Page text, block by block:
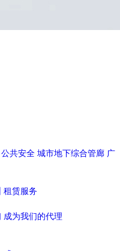
公共安全 城市地下综合管廊 广
租赁服务
成为我们的代理